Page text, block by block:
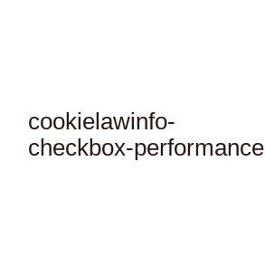
cookielawinfo-
checkbox-performance